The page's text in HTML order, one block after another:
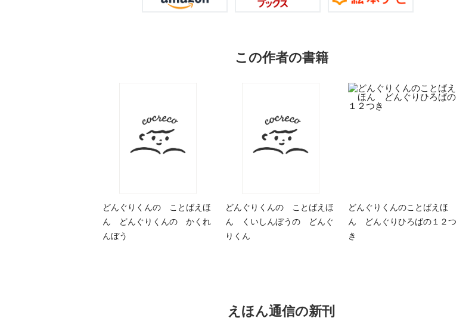
この作者の書籍
どんぐりくんの ことばえほ
ん どんぐりくんの かくれ
んぼう
どんぐりくんの ことばえほ
ん くいしんぼうの どんぐ
りくん
どんぐりくんのことばえほ
ん どんぐりひろばの１２つ
き
えほん通信の新刊